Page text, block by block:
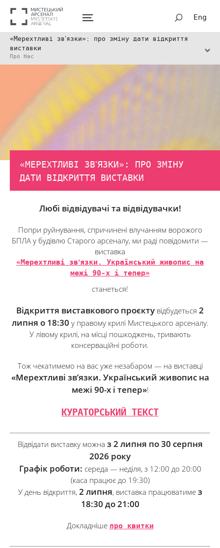
Eng
«Мерехтливі звʼязки»: про зміну дати відкриття
виставки
Про Нас
«МЕРЕХТЛИВІ ЗВʼЯЗКИ»: ПРО ЗМІНУ
ДАТИ ВІДКРИТТЯ ВИСТАВКИ
Любі відвідувачі та відвідувачки!
Попри руйнування, спричинені влучанням ворожого
БПЛА у будівлю Старого арсеналу, ми раді повідомити —
виставка
«Мерехтливі звʼязки. Український живопис на
межі 90-х і тепер»
станеться!
Відкриття виставкового проєкту відбудеться 2
липня о 18:30 у правому крилі Мистецького арсеналу.
У лівому крилі, на місці пошкоджень, тривають
консерваційні роботи.
Тож чекатимемо на вас уже незабаром — на виставці
«Мерехтливі звʼязки. Український живопис на
межі 90-х і тепер»!
КУРАТОРСЬКИЙ ТЕКСТ
Відвідати виставку можна з 2 липня по 30 серпня
2026 року
Графік роботи: середа — неділя, з 12:00 до 20:00
(каса працює до 19:30)
У день відкриття, 2 липня, виставка працюватиме з
18:30 до 21:00
Докладніше про квитки